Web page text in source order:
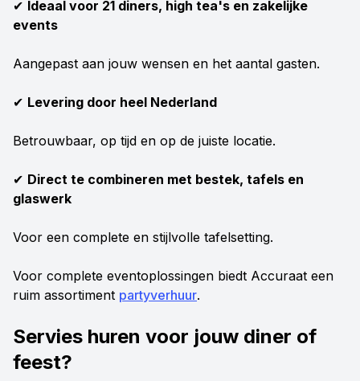
✔ Ideaal voor 21 diners, high tea's en zakelijke
events
Aangepast aan jouw wensen en het aantal gasten.
✔ Levering door heel Nederland
Betrouwbaar, op tijd en op de juiste locatie.
✔ Direct te combineren met bestek, tafels en
glaswerk
Voor een complete en stijlvolle tafelsetting.
Voor complete eventoplossingen biedt Accuraat een
ruim assortiment partyverhuur.
Servies huren voor jouw diner of
feest?